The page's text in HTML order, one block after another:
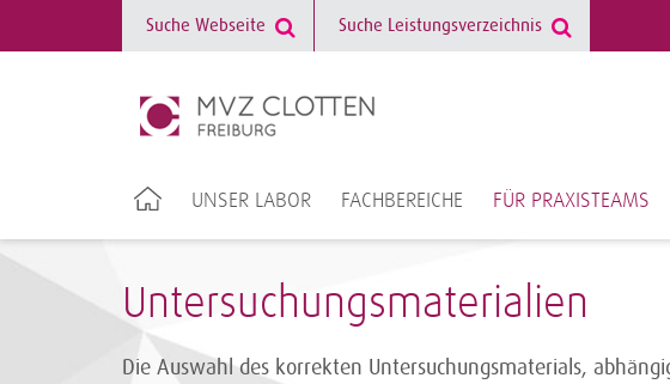
UNSER LABOR FACHBEREICHE FÜR PRAXISTEAMS
Untersuchungsmaterialien
Die Auswahl des korrekten Untersuchungsmaterials,